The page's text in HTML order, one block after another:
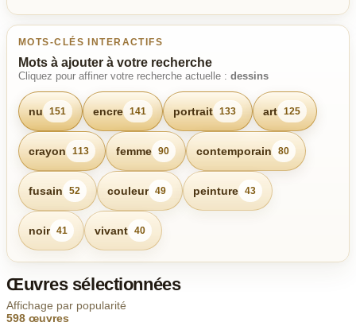
MOTS-CLÉS INTERACTIFS
Mots à ajouter à votre recherche
Cliquez pour affiner votre recherche actuelle : dessins
nu 151 encre 141 portrait 133 art 125
crayon 113 femme 90 contemporain 80
fusain 52 couleur 49 peinture 43
noir 41 vivant 40
Œuvres sélectionnées
Affichage par popularité
598 œuvres